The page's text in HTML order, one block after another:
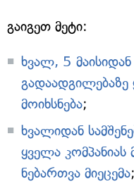
გაიგეთ მეტი:
ხვალ, 5
გადაადგილებაზე
მოიხსნება;
ხვალიდან
ყველა კომპანიას
ნებართვა მიეცემა;